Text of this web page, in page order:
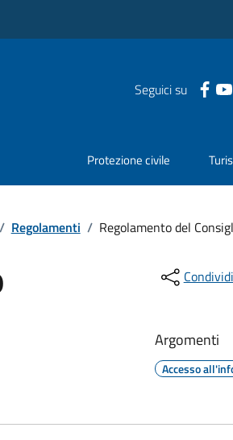
Seguici su
Protezione civile
/ Regolamenti / Regolamento del
Condividi
Argomenti
Accesso